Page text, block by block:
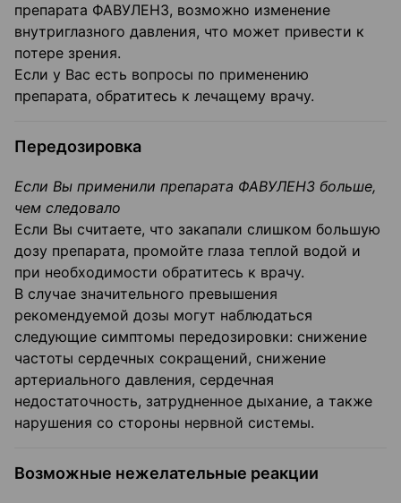
препарата ФАВУЛЕНЗ, возможно изменение
внутриглазного давления, что может привести к
потере зрения.
Если у Вас есть вопросы по применению
препарата, обратитесь к лечащему врачу.
Передозировка
Если Вы применили препарата ФАВУЛЕНЗ больше,
чем следовало
Если Вы считаете, что закапали слишком большую
дозу препарата, промойте глаза теплой водой и
при необходимости обратитесь к врачу.
В случае значительного превышения
рекомендуемой дозы могут наблюдаться
следующие симптомы передозировки: снижение
частоты сердечных сокращений, снижение
артериального давления, сердечная
недостаточность, затрудненное дыхание, а также
нарушения со стороны нервной системы.
Возможные нежелательные реакции